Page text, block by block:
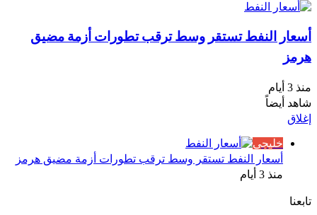
أسعار النفط تستقر وسط ترقب تطورات أزمة مضيق
هرمز
منذ 3 أيام
شاهد أيضاً
إغلاق
خليجي
أسعار النفط تستقر وسط ترقب تطورات أزمة مضيق هرمز
منذ 3 أيام
تابعنا